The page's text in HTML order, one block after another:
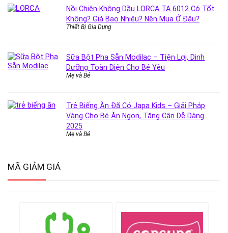
Nồi Chiên Không Dầu LORCA TA 6012 Có Tốt
Không? Giá Bao Nhiêu? Nên Mua Ở Đâu?
Thiết Bị Gia Dụng
Sữa Bột Pha Sẵn Modilac – Tiện Lợi, Dinh
Dưỡng Toàn Diện Cho Bé Yêu
Mẹ và Bé
Trẻ Biếng Ăn Đã Có Japa Kids – Giải Pháp
Vàng Cho Bé Ăn Ngon, Tăng Cân Dễ Dàng
2025
Mẹ và Bé
MÃ GIẢM GIÁ